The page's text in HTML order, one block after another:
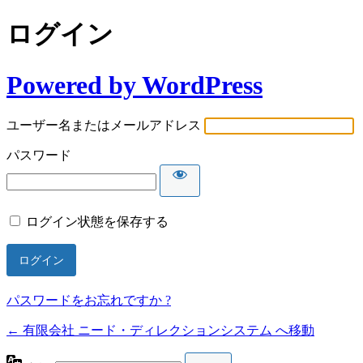
ログイン
Powered by WordPress
ユーザー名またはメールアドレス
パスワード
ログイン状態を保存する
パスワードをお忘れですか ?
← 有限会社 ニード・ディレクションシステム へ移動